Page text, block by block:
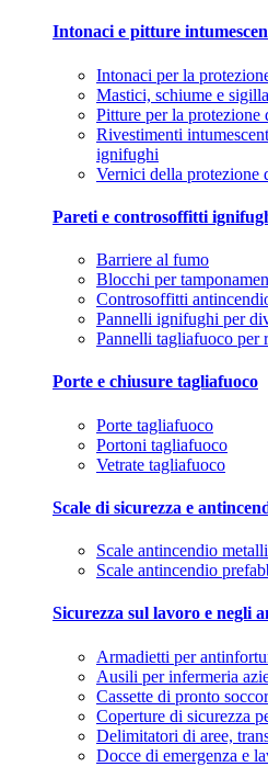
Intonaci e pitture
Intonaci per la
Mastici, schiume e
Pitture per la protezione
Rivestimenti
ignifughi
Vernici della protezione
Pareti e controsoffitti
Barriere al fumo
Blocchi per
Controsoffitti
Pannelli ignifughi per
Pannelli tagliafuoco per
Porte e chiusure tagliafuoco
Porte tagliafuoco
Portoni tagliafuoco
Vetrate tagliafuoco
Scale di sicurezza e
Scale antincendio
Scale antincendio
Sicurezza sul lavoro e negli
Armadietti per
Ausili per infermeria
Cassette di pronto
Coperture di sicurezza
Delimitatori di aree,
Docce di emergenza e